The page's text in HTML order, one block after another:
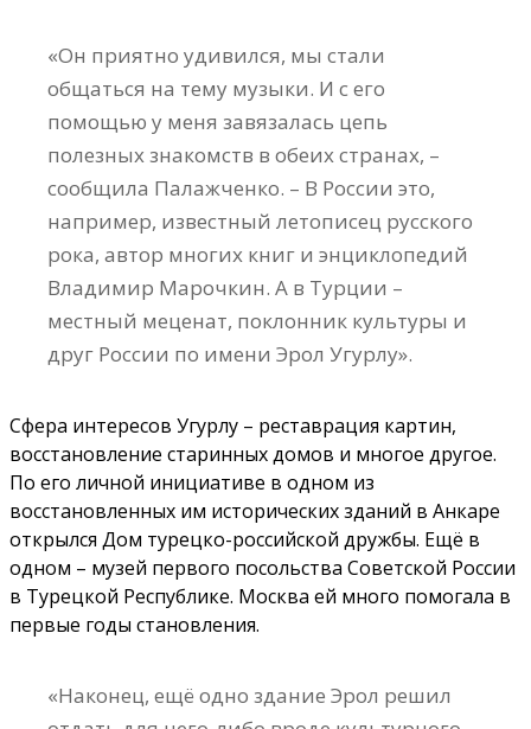
«Он приятно удивился, мы стали
общаться на тему музыки. И с его
помощью у меня завязалась цепь
полезных знакомств в обеих странах, –
сообщила Палажченко. – В России это,
например, известный летописец русского
рока, автор многих книг и энциклопедий
Владимир Марочкин. А в Турции –
местный меценат, поклонник культуры и
друг России по имени Эрол Угурлу».
Сфера интересов Угурлу – реставрация картин,
восстановление старинных домов и многое другое.
По его личной инициативе в одном из
восстановленных им исторических зданий в Анкаре
открылся Дом турецко-российской дружбы. Ещё в
одном – музей первого посольства Советской России
в Турецкой Республике. Москва ей много помогала в
первые годы становления.
«Наконец, ещё одно здание Эрол решил